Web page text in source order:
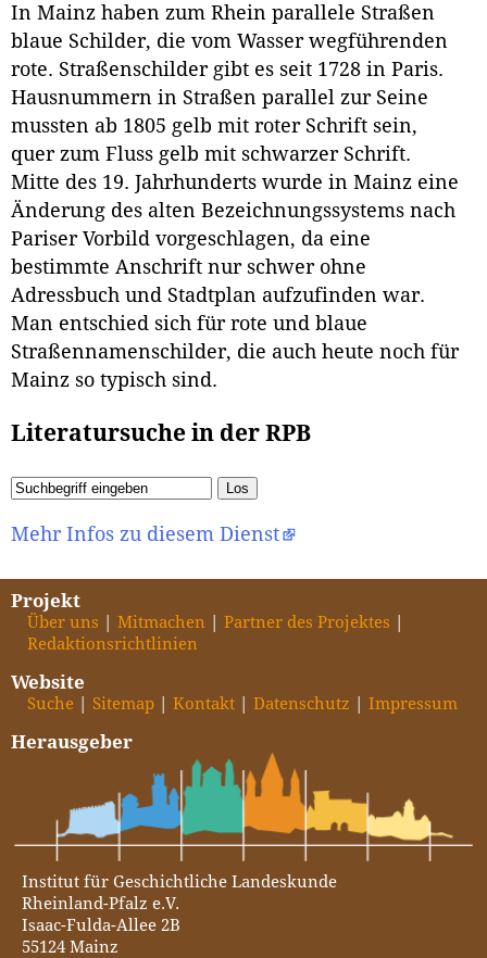
In Mainz haben zum Rhein parallele Straßen
blaue Schilder, die vom Wasser wegführenden
rote. Straßenschilder gibt es seit 1728 in Paris.
Hausnummern in Straßen parallel zur Seine
mussten ab 1805 gelb mit roter Schrift sein,
quer zum Fluss gelb mit schwarzer Schrift.
Mitte des 19. Jahrhunderts wurde in Mainz eine
Änderung des alten Bezeichnungssystems nach
Pariser Vorbild vorgeschlagen, da eine
bestimmte Anschrift nur schwer ohne
Adressbuch und Stadtplan aufzufinden war.
Man entschied sich für rote und blaue
Straßennamenschilder, die auch heute noch für
Mainz so typisch sind.
Literatursuche in der RPB
Mehr Infos zu diesem Dienst
Projekt
Über uns Mitmachen
Partner des Projektes
Redaktionsrichtlinien
Website
Suche Sitemap Kontakt Datenschutz Impressum
Herausgeber
Institut für Geschichtliche Landeskunde
Rheinland-Pfalz e.V.
Isaac-Fulda-Allee 2B
55124 Mainz